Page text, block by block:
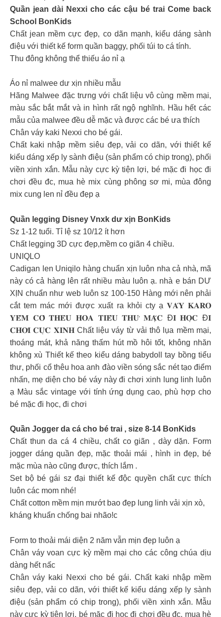
Quần jean dài Nexxi cho các cậu bé trai Come back
School BonKids
Chất jean mềm cực đẹp, co dãn mạnh, kiểu dáng sành
điệu với thiết kế form quần baggy, phối túi to cá tính.
Thu đông không thể thiếu áo nỉ ạ
Áo nỉ malwee dư xịn nhiều mẫu
Hãng Malwee đặc trưng với chất liệu vô cùng mềm mại,
màu sắc bắt mắt và in hình rất ngộ nghĩnh. Hầu hết các
mẫu của malwee đều dễ mặc và được các bé ưa thích
Chân váy kaki Nexxi cho bé gái.
Chất kaki nhập mềm siêu đẹp, vải co dãn, với thiết kế
kiểu dáng xếp ly sành điệu (sản phẩm có chip trong), phối
viền xinh xắn. Mẫu này cực kỳ tiện lợi, bé mặc đi học đi
chơi đều đc, mua hè mix cùng phông sơ mi, mùa đông
mix cung len nỉ đều đẹp ạ
Quần legging Disney Vnxk dư xịn BonKids
Sz 1-12 tuổi. Tỉ lệ sz 10/12 ít hơn
Chất legging 3D cực đẹp,mềm co giãn 4 chiều.
UNIQLO
Cadigan len Uniqilo hàng chuẩn xịn luôn nha cả nhà, mã
này có cả hàng lên rất nhiều màu luôn ạ. nhà e bán DƯ
XỊN chuẩn như web luôn sz 100-150 Hàng mới nên phải
cắt tem mác mới được xuất ra khỏi cty ạ 𝐕𝐀́𝐘 𝐊𝐀𝐑𝐎
𝐘𝐄̂́𝐌 𝐂𝐎̂̉ 𝐓𝐇𝐄̂𝐔 𝐇𝐎𝐀 𝐓𝐈𝐄̂̉𝐔 𝐓𝐇𝐔̛ 𝐌𝐀̣̆𝐂 Đ𝐈 𝐇𝐎̣𝐂 Đ𝐈
𝐂𝐇𝐎̛𝐈 𝐂𝐔̛̣𝐂 𝐗𝐈𝐍𝐇 Chất liệu váy từ vải thô lụa mềm mại,
thoáng mát, khả năng thấm hút mồ hôi tốt, không nhăn
không xù Thiết kế theo kiểu dáng babydoll tay bồng tiểu
thư, phối cổ thêu hoa anh đào viền sóng sắc nét tạo điểm
nhấn, mẹ diện cho bé váy này đi chơi xinh lung linh luôn
ạ Màu sắc vintage với tính ứng dụng cao, phù hợp cho
bé mặc đi học, đi chơi
Quần Jogger da cá cho bé trai , size 8-14 BonKids
Chất thun da cá 4 chiều, chất co giãn , dày dặn. Form
jogger dáng quần đẹp, mặc thoải mái , hình in đẹp, bé
mặc mùa nào cũng được, thích lắm .
Set bộ bé gái sz đại thiết kế độc quyền chất cực thích
luôn các mom nhé!
Chất cotton mềm mịn mướt bao đẹp lung linh vải xịn xò,
kháng khuẩn chống bai nhão!c
Form to thoải mái diện 2 năm vẫn mịn đẹp luôn ạ
Chân váy voan cực kỳ mềm mại cho các công chúa dịu
dàng hết nấc
Chân váy kaki Nexxi cho bé gái. Chất kaki nhập mềm
siêu đẹp, vải co dãn, với thiết kế kiểu dáng xếp ly sành
điệu (sản phẩm có chip trong), phối viền xinh xắn. Mẫu
này cực kỳ tiện lợi, bé mặc đi học đi chơi đều đc, mua hè